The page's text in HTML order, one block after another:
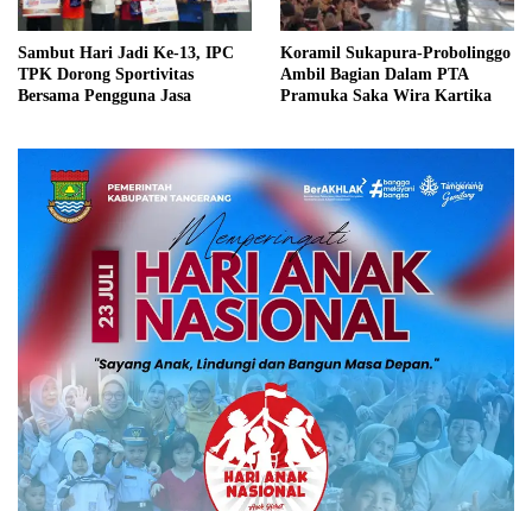
Sambut Hari Jadi Ke-13, IPC
TPK Dorong Sportivitas
Bersama Pengguna Jasa
Koramil Sukapura-Probolinggo
Ambil Bagian Dalam PTA
Pramuka Saka Wira Kartika